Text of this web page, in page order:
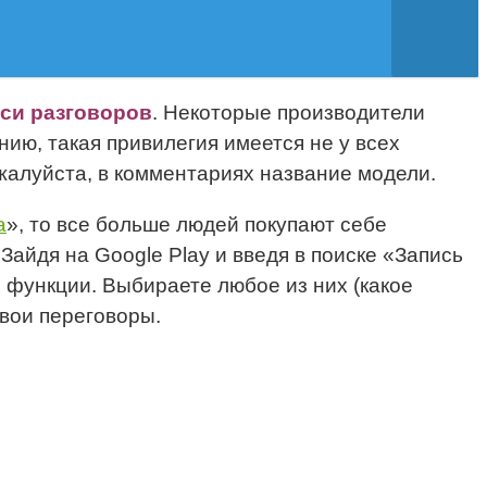
разговоров. Некоторые производители
такая привилегия имеется не у всех
в комментариях название модели.
», то все больше людей покупают себе
на Google Play и введя в поиске «Запись
Выбираете любое из них (какое
переговоры.